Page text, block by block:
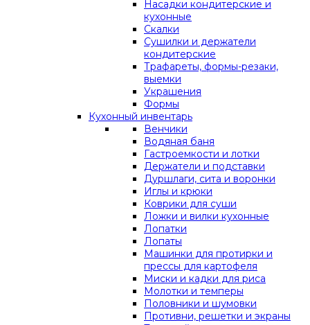
Насадки кондитерские и
кухонные
Скалки
Сушилки и держатели
кондитерские
Трафареты, формы-резаки,
выемки
Украшения
Формы
Кухонный инвентарь
Венчики
Водяная баня
Гастроемкости и лотки
Держатели и подставки
Дуршлаги, сита и воронки
Иглы и крюки
Коврики для суши
Ложки и вилки кухонные
Лопатки
Лопаты
Машинки для протирки и
прессы для картофеля
Миски и кадки для риса
Молотки и темперы
Половники и шумовки
Противни, решетки и экраны